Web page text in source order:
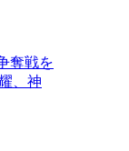
奪戦を
、神